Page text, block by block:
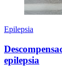
Epilepsia
epilepsia